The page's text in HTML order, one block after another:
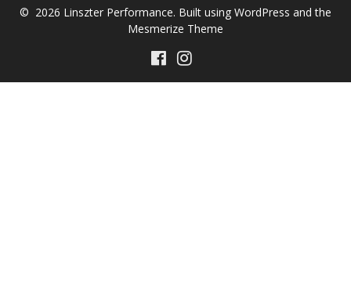
© 2026 Linszter Performance. Built using WordPress and the
Mesmerize Theme